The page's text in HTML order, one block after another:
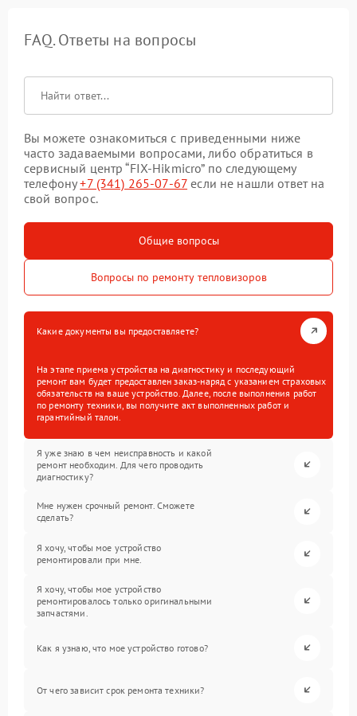
FAQ. Ответы на вопросы
Вы можете ознакомиться с приведенными ниже
часто задаваемыми вопросами, либо обратиться в
сервисный центр “FIX-Hikmicro” по следующему
телефону+7 (341) 265-07-67 если не нашли ответ на
свой вопрос.
Общие вопросы
Вопросы по ремонту тепловизоров
Какие документы вы предоставляете?
На этапе приема устройства на диагностику и последующий
ремонт вам будет предоставлен заказ-наряд с указанием страховых
обязательств на ваше устройство. Далее, после выполнения работ
по ремонту техники, вы получите акт выполненных работ и
гарантийный талон.
Я уже знаю в чем неисправность и какой
ремонт необходим. Для чего проводить
диагностику?
Мне нужен срочный ремонт. Сможете
сделать?
Я хочу, чтобы мое устройство
ремонтировали при мне.
Я хочу, чтобы мое устройство
ремонтировалось только оригинальными
запчастями.
Как я узнаю, что мое устройство готово?
От чего зависит срок ремонта техники?